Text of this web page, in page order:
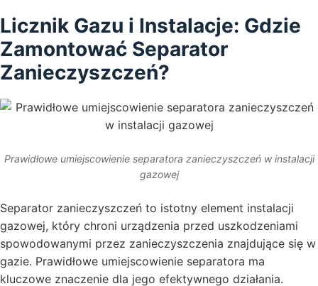
Licznik Gazu i Instalacje: Gdzie
Zamontować Separator
Zanieczyszczeń?
Prawidłowe umiejscowienie separatora zanieczyszczeń w instalacji
gazowej
Separator zanieczyszczeń to istotny element instalacji
gazowej, który chroni urządzenia przed uszkodzeniami
spowodowanymi przez zanieczyszczenia znajdujące się w
gazie. Prawidłowe umiejscowienie separatora ma
kluczowe znaczenie dla jego efektywnego działania.